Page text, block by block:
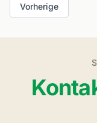
Vorherige